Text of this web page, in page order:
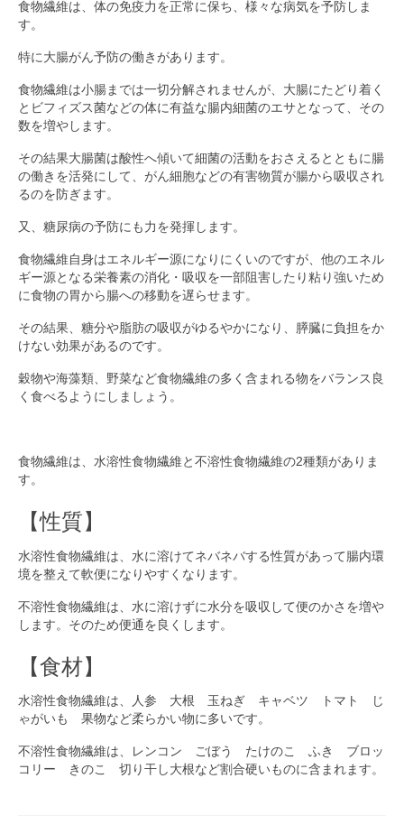
食物繊維は、体の免疫力を正常に保ち、様々な病気を予防しま
す。
特に大腸がん予防の働きがあります。
食物繊維は小腸までは一切分解されませんが、大腸にたどり着く
とビフィズス菌などの体に有益な腸内細菌のエサとなって、その
数を増やします。
その結果大腸菌は酸性へ傾いて細菌の活動をおさえるとともに腸
の働きを活発にして、がん細胞などの有害物質が腸から吸収され
るのを防ぎます。
又、糖尿病の予防にも力を発揮します。
食物繊維自身はエネルギー源になりにくいのですが、他のエネル
ギー源となる栄養素の消化・吸収を一部阻害したり粘り強いため
に食物の胃から腸への移動を遅らせます。
その結果、糖分や脂肪の吸収がゆるやかになり、膵臓に負担をか
けない効果があるのです。
穀物や海藻類、野菜など食物繊維の多く含まれる物をバランス良
く食べるようにしましょう。
食物繊維は、水溶性食物繊維と不溶性食物繊維の2種類がありま
す。
【性質】
水溶性食物繊維は、水に溶けてネバネバする性質があって腸内環
境を整えて軟便になりやすくなります。
不溶性食物繊維は、水に溶けずに水分を吸収して便のかさを増や
します。そのため便通を良くします。
【食材】
水溶性食物繊維は、人参 大根 玉ねぎ キャベツ トマト じ
ゃがいも 果物など柔らかい物に多いです。
不溶性食物繊維は、レンコン ごぼう たけのこ ふき ブロッ
コリー きのこ 切り干し大根など割合硬いものに含まれます。